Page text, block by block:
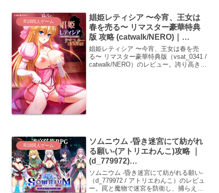
R18同人ゲーム
娼姫レティシア 〜今宵、王女は
春を売る〜 リマスター豪華特典
版 攻略 (catwalk/NERO)｜
(vsat_0341)
（DLsite:VJ01006508）
娼姫レティシア 〜今宵、王女は春を売
る〜 リマスター豪華特典版（vsat_0341 /
catwalk/NERO）のレビュー。誇り高き王
R18同人ゲーム
ソムニウム -昏き迷宮にて紡がれ
る願い-(アトリエわんこ)攻略 ｜
(d_779972)
（DLsite:RJ01650691）
ソムニウム -昏き迷宮にて紡がれる願い-
（d_779972 / アトリエわんこ）のレビュ
ー。罠と魔物で迷宮を防衛し、捕らえた